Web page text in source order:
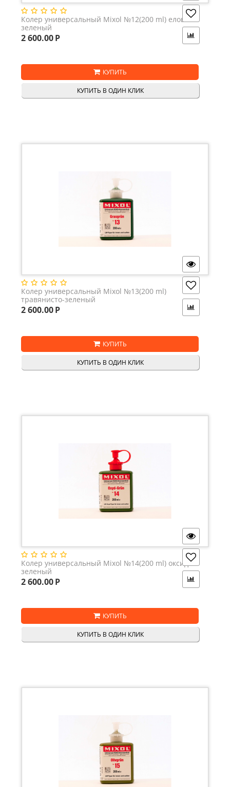
Колер универсальный Mixol №12(200 ml) елово-
зеленый
2 600.00Р
КУПИТЬ
КУПИТЬ В ОДИН КЛИК
Колер универсальный Mixol №13(200 ml)
травянисто-зеленый
2 600.00Р
КУПИТЬ
КУПИТЬ В ОДИН КЛИК
Колер универсальный Mixol №14(200 ml) оксид-
зеленый
2 600.00Р
КУПИТЬ
КУПИТЬ В ОДИН КЛИК